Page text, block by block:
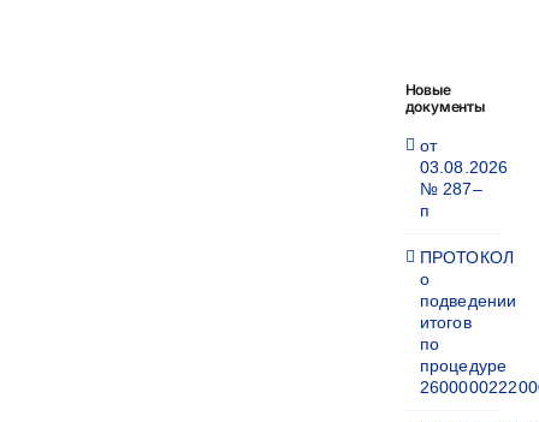
Новые
документы
от
03.08.2026
№ 287–
п
ПРОТОКОЛ
о
подведении
итогов
по
процедуре